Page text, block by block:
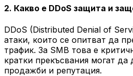
2. Какво е DDoS защита и
DDoS (Distributed Denial of
атаки, които се опитват да
трафик. За SMB това е
кратки прекъсвания могат да
продажби и репутация.